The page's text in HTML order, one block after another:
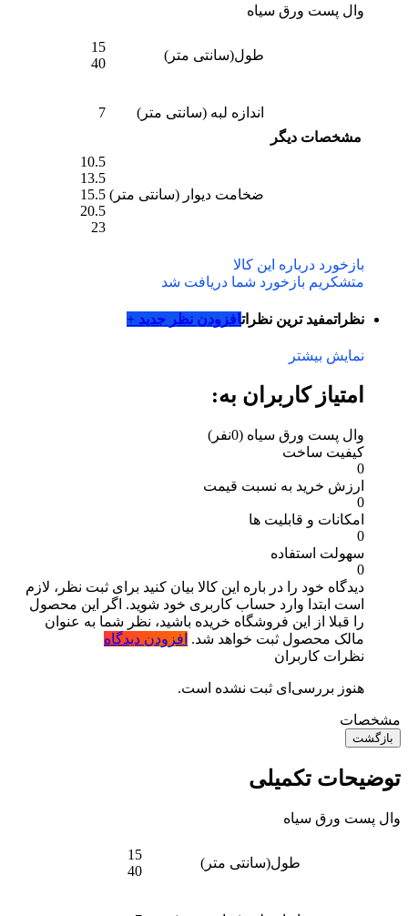
وال پست ورق سیاه
مشخصات دیگر
طول(سانتی متر)
15
40
اندازه لبه (سانتی متر) 7
ضخامت دیوار (سانتی متر)
10.5
13.5
15.5
20.5
23
بازخورد درباره این کالا
متشکریم بازخورد شما دریافت شد
نظراتمفید ترین نظراتافزودن نظر جدید +
نمایش بیشتر
امتیاز کاربران به:
وال پست ورق سیاه (0نفر)
کیفیت ساخت
0
ارزش خرید به نسبت قیمت
0
امکانات و قابلیت ها
0
سهولت استفاده
0
دیدگاه خود را در باره این کالا بیان کنید برای ثبت نظر، لازم
است ابتدا وارد حساب کاربری خود شوید. اگر این محصول
را قبلا از این فروشگاه خریده باشید، نظر شما به عنوان
مالک محصول ثبت خواهد شد. افزودن دیدگاه
نظرات کاربران
هنوز بررسی‌ای ثبت نشده است.
مشخصات
بازگشت
توضیحات تکمیلی
وال پست ورق سیاه
طول(سانتی متر)
15
40